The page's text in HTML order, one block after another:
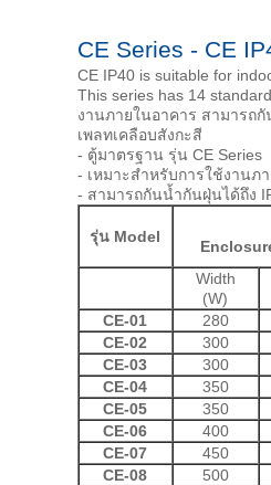
CE Series - CE
CE IP40 is suitable for
This series has 14
งานภายในอาคาร สามารถ
เพลทเคลือบสังกะสี
- ตู้มาตรฐาน รุ่น CE Series
- เหมาะสำหรับการใช้งานภ
- สามารถกันน้ำกันฝุ่นได้ถึง
รุ่น Model
Width
(W)
CE-01
280
CE-02
300
CE-03
300
CE-04
350
CE-05
350
CE-06
400
CE-07
450
CE-08
500